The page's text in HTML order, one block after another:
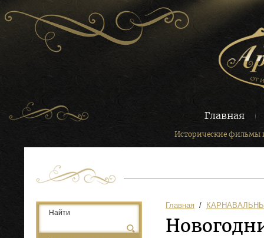
Главная
Исторические фильмы
Главная
  /